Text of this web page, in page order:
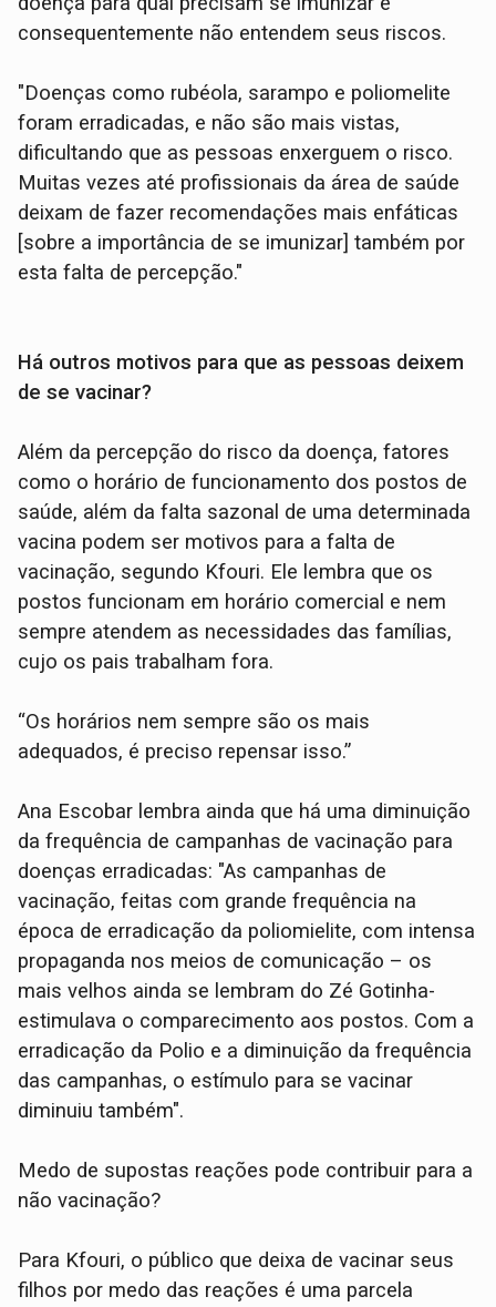
consequentemente não entendem seus riscos.
"Doenças como rubéola, sarampo e poliomelite
foram erradicadas, e não são mais vistas,
dificultando que as pessoas enxerguem o risco.
Muitas vezes até profissionais da área de saúde
deixam de fazer recomendações mais enfáticas
[sobre a importância de se imunizar] também por
esta falta de percepção."
Há outros motivos para que as pessoas deixem
de se vacinar?
Além da percepção do risco da doença, fatores
como o horário de funcionamento dos postos de
saúde, além da falta sazonal de uma determinada
vacina podem ser motivos para a falta de
vacinação, segundo Kfouri. Ele lembra que os
postos funcionam em horário comercial e nem
sempre atendem as necessidades das famílias,
cujo os pais trabalham fora.
“Os horários nem sempre são os mais
adequados, é preciso repensar isso.”
Ana Escobar lembra ainda que há uma diminuição
da frequência de campanhas de vacinação para
doenças erradicadas: "As campanhas de
vacinação, feitas com grande frequência na
época de erradicação da poliomielite, com intensa
propaganda nos meios de comunicação – os
mais velhos ainda se lembram do Zé Gotinha-
estimulava o comparecimento aos postos. Com a
erradicação da Polio e a diminuição da frequência
das campanhas, o estímulo para se vacinar
diminuiu também".
Medo de supostas reações pode contribuir para a
não vacinação?
Para Kfouri, o público que deixa de vacinar seus
filhos por medo das reações é uma parcela